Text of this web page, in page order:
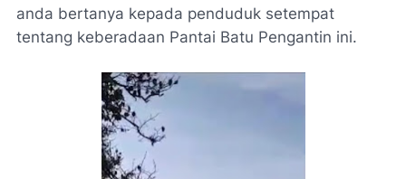
anda bertanya kepada penduduk setempat
tentang keberadaan Pantai Batu Pengantin ini.